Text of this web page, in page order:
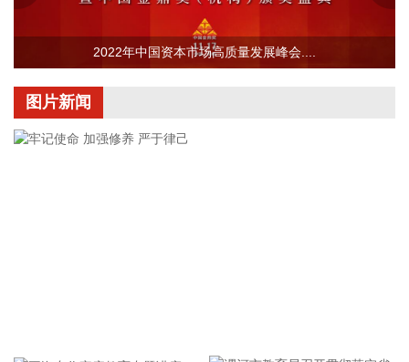
战。 本次成功开通验证了5G异网漫游跨企业协同保障能力，
以及在真实汛情下的启停流程、业务配置和监控保障等全环节
操作性，有效增强了全省通信网络容灾韧性，为守护人民群众
2026-08-08 16:46:16
美国国会参议院8日通过一项联邦政府临时拨款法案，以避免
至上、生命至上，坚持“从最坏处着眼、做到顶格防御、打足提
2022年中国资本市场高质量发展峰会....
图片新闻